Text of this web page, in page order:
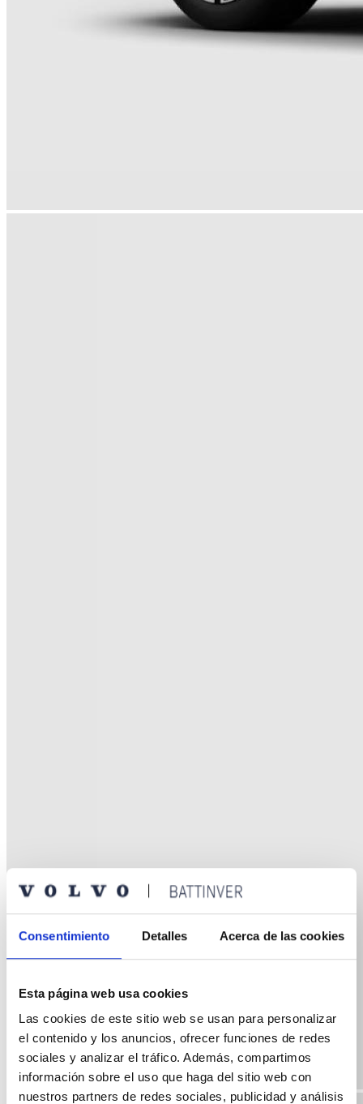
Consentimiento Detalles Acerca de las cookies
Esta página web usa cookies
Las cookies de este sitio web se usan para personalizar
el contenido y los anuncios, ofrecer funciones de redes
sociales y analizar el tráfico. Además, compartimos
información sobre el uso que haga del sitio web con
nuestros partners de redes sociales, publicidad y análisis